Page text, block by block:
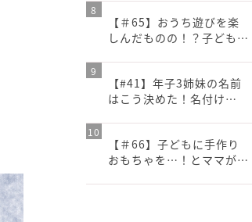
【＃65】おうち遊びを楽
しんだものの！？子ども…
【#41】年子3姉妹の名前
はこう決めた！名付け…
【＃66】子どもに手作り
おもちゃを…！とママが…